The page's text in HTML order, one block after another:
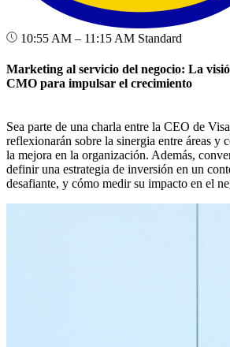
10:55 AM – 11:15 AM Standard
Marketing al servicio del negocio: La
CMO para impulsar el crecimiento
Sea parte de una charla entre la CEO de
reflexionarán sobre la sinergia entre áreas y
la mejora en la organización. Además,
definir una estrategia de inversión en un
desafiante, y cómo medir su impacto en el